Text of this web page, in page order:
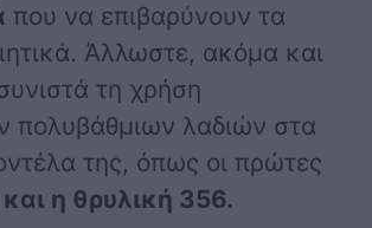
που να επιβαρύνουν τα
Άλλωστε, ακόμα και
τη χρήση
πολυβάθμιων λαδιών στα
της, όπως οι πρώτες
και η θρυλική 356.